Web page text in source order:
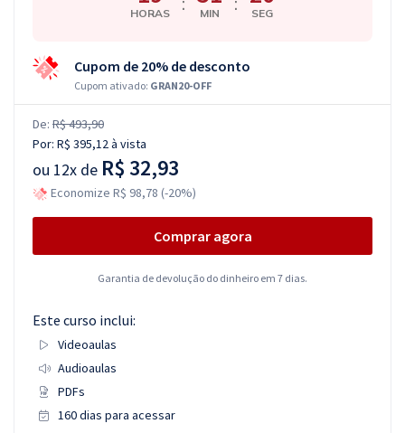
HORAS MIN SEG
Cupom de 20% de desconto
Cupom ativado: GRAN20-OFF
De: R$ 493,90
Por: R$ 395,12à vista
ou 12x de R$ 32,93
Economize R$ 98,78 (-20%)
Comprar agora
Garantia de devolução do dinheiro em 7 dias.
Este curso inclui:
Videoaulas
Audioaulas
PDFs
160 dias para acessar